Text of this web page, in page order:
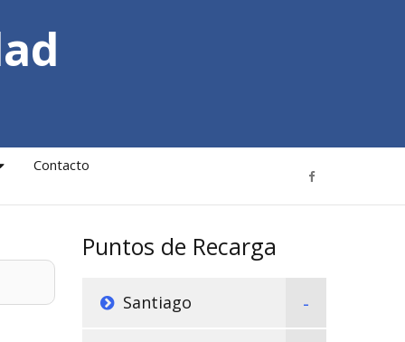
Contacto
Puntos de Recarga
Santiago